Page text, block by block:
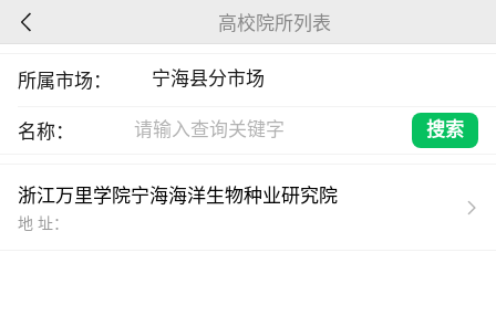
高校院所列表
所属市场：
名称：
浙江万里学院宁海海洋生物种业研究院
地 址：